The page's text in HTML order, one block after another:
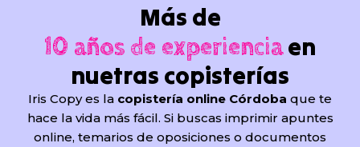
Más de
10 años de experiencia en
nuetras copisterías
Iris Copy es la copistería online Córdoba que te
hace la vida más fácil. Si buscas imprimir apuntes
online, temarios de oposiciones o documentos